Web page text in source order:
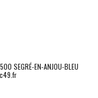
SEGRÉ-EN-ANJOU-BLEU